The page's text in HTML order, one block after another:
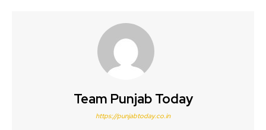
Team Punjab Today
https://punjabtoday.co.in